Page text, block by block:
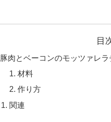
目
豚肉とベーコンのモッツァレ
材料
作り方
関連